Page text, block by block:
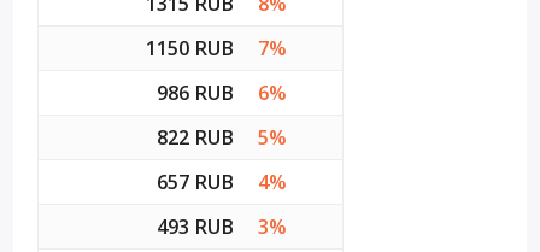
1150 RUB
7%
986 RUB
6%
822 RUB
5%
657 RUB
4%
493 RUB
3%